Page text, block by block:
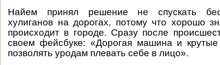
Найем принял решение не спускать
хулиганов на дорогах, потому что хорошо
происходит в городе. Сразу после
своем фейсбуке: «Дорогая машина и
позволять уродам плевать себе в лицо».